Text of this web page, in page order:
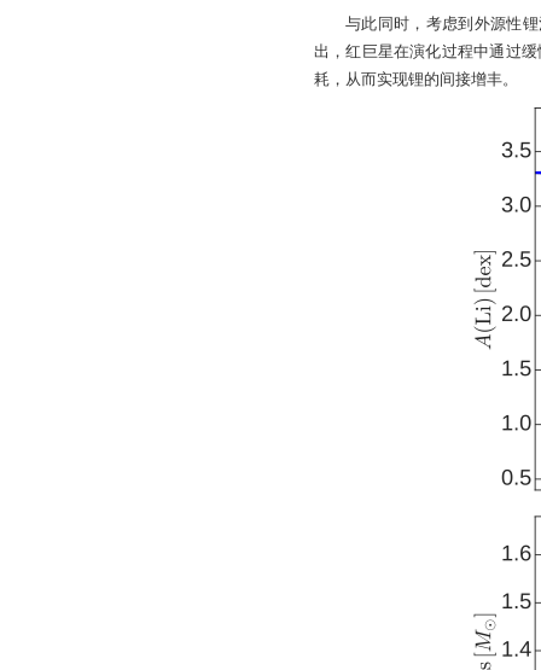
与此同时，考虑到外源性
出，红巨星在演化过程中通过
耗，从而实现锂的间接增丰。